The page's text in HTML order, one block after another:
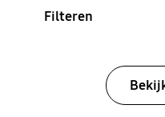
Filteren